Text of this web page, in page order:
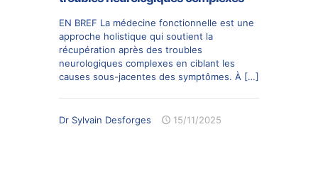
EN BREF La médecine fonctionnelle est une
approche holistique qui soutient la
récupération après des troubles
neurologiques complexes en ciblant les
causes sous-jacentes des symptômes. À […]
Dr Sylvain Desforges 15/11/2025